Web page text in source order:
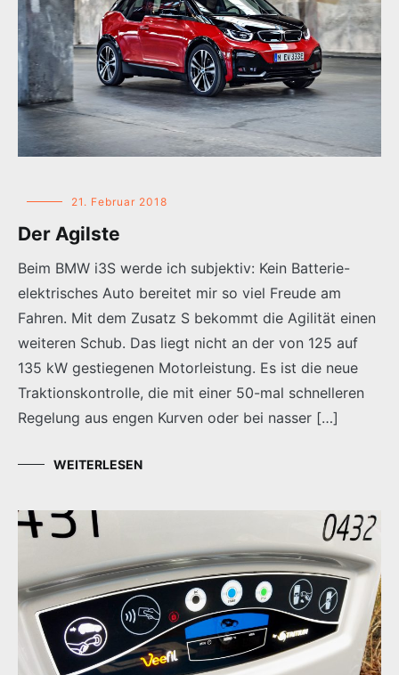
21. Februar 2018
Der Agilste
Beim BMW i3S werde ich subjektiv: Kein Batterie-
elektrisches Auto bereitet mir so viel Freude am
Fahren. Mit dem Zusatz S bekommt die Agilität einen
weiteren Schub. Das liegt nicht an der von 125 auf
135 kW gestiegenen Motorleistung. Es ist die neue
Traktionskontrolle, die mit einer 50-mal schnelleren
Regelung aus engen Kurven oder bei nasser […]
WEITERLESEN